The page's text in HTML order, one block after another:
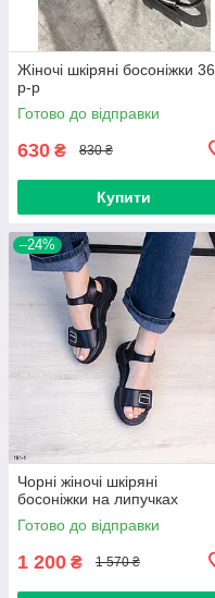
Жіночі шкіряні босоніжки 36
р-р
Готово до відправки
630 ₴ 830 ₴
Купити
–24%
Чорні жіночі шкіряні
босоніжки на липучках
Готово до відправки
1 200 ₴ 1 570 ₴